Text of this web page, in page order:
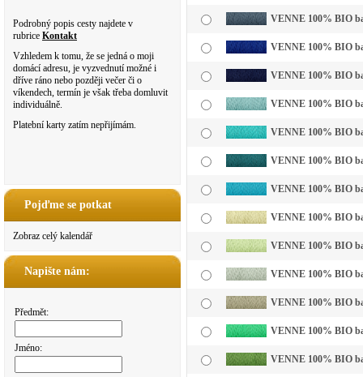
Podrobný popis cesty najdete v
rubrice Kontakt
Vzhledem k tomu, že se jedná o moji
domácí adresu, je vyzvednutí možné i
dříve ráno nebo později večer či o
víkendech, termín je však třeba domluvit
individuálně.
Platební karty zatím nepřijímám.
Pojďme se potkat
Zobraz celý kalendář
Napište nám:
Předmět:
Jméno:
VENNE 100% BIO
VENNE 100% BIO
VENNE 100% BIO
VENNE 100% BIO
VENNE 100% BIO
VENNE 100% BIO
VENNE 100% BIO
VENNE 100% BIO
VENNE 100% BIO
VENNE 100% BIO
VENNE 100% BIO
VENNE 100% BIO
VENNE 100% BIO